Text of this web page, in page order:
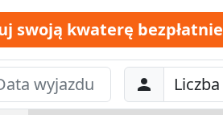
swoją kwaterę bezpłatnie
Abreise
Liczba osób